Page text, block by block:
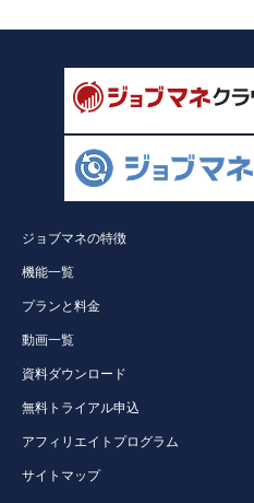
ジョブマネの特徴
機能一覧
プランと料金
動画一覧
資料ダウンロード
無料トライアル申込
アフィリエイトプログラム
サイトマップ